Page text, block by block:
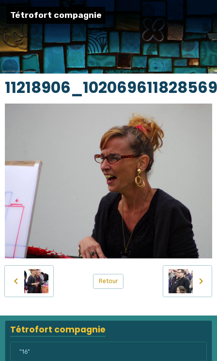
Tétrofort compagnie
Retour
Tétrofort compagnie
"16"